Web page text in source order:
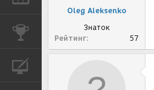
КОНКУРСЫ
Oleg Aleksenko
Знаток
Рейтинг
57